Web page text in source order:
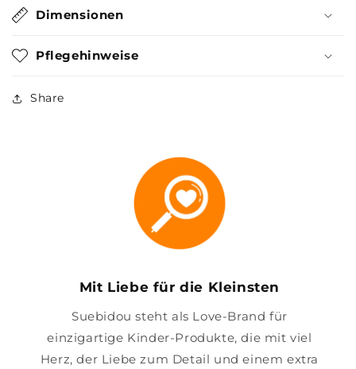
Dimensionen
Pflegehinweise
Share
Mit Liebe für die Kleinsten
Suebidou steht als Love-Brand für
einzigartige Kinder-Produkte, die mit viel
Herz, der Liebe zum Detail und einem extra